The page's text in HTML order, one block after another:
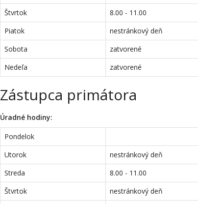
Štvrtok
8.00 - 11.00
Piatok
nestránkový deň
Sobota
zatvorené
Nedeľa
zatvorené
Zástupca primátora
Úradné hodiny:
Pondelok
Utorok
nestránkový deň
Streda
8.00 - 11.00
Štvrtok
nestránkový deň